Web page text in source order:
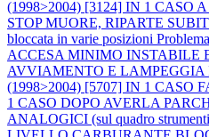
(1998>2004) [3124] IN 1 CASO
STOP MUORE, RIPARTE
bloccata in varie posizioni
ACCESA MINIMO INSTABILE
AVVIAMENTO E LAMPEGGIA
(1998>2004) [5707] IN 1 CASO
1 CASO DOPO AVERLA
ANALOGICI (sul quadro